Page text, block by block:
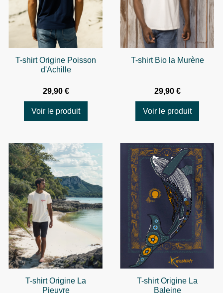
T-shirt Origine Poisson
d'Achille
29,90 €
Voir le produit
T-shirt Bio la Murène
29,90 €
Voir le produit
T-shirt Origine La
Pieuvre
T-shirt Origine La
Baleine